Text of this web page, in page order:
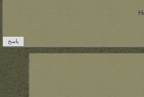
پاسخ